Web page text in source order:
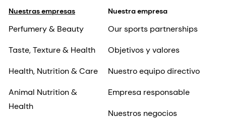
Nuestras empresas
Perfumery & Beauty
Taste, Texture & Health
Health, Nutrition & Care
Animal Nutrition &
Health
Nuestra empresa
Our sports partnerships
Objetivos y valores
Nuestro equipo directivo
Empresa responsable
Nuestros negocios